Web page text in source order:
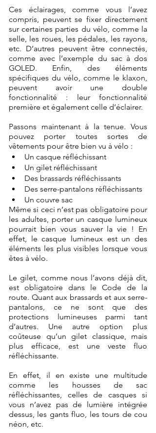
Ces éclairages, comme vous l’avez
compris, peuvent se fixer directement
sur certaines parties du vélo, comme la
selle, les roues, les pédales, les rayons,
etc. D’autres peuvent être connectés,
comme avec l’exemple du sac à dos
GOLED. Enfin, des éléments
spécifiques du vélo, comme le klaxon,
peuvent avoir une double
fonctionnalité : leur fonctionnalité
première et également celle d’éclairer.
Passons maintenant à la tenue. Vous
pouvez porter toutes sortes de
vêtements pour être bien vu à vélo :
Un casque réfléchissant
Un gilet réfléchissant
Des brassards réfléchissants
Des serre-pantalons réfléchissants
Un couvre sac
Même si ceci n’est pas obligatoire pour
les adultes, porter un casque lumineux
pourrait bien vous sauver la vie ! En
effet, le casque lumineux est un des
éléments les plus visibles lorsque vous
êtes à vélo.
Le gilet, comme nous l’avons déjà dit,
est obligatoire dans le Code de la
route. Quant aux brassards et aux serre-
pantalons, ce ne sont que des
protections lumineuses parmi tant
d’autres. Une autre option plus
coûteuse qu’un gilet classique, mais
plus efficace, est une veste fluo
réfléchissante.
En effet, il en existe une multitude
comme les housses de sac
réfléchissantes, celles de casques si
vous n’avez pas de lumière intégrée
dessus, les gants fluo, les tours de cou
néon, etc.